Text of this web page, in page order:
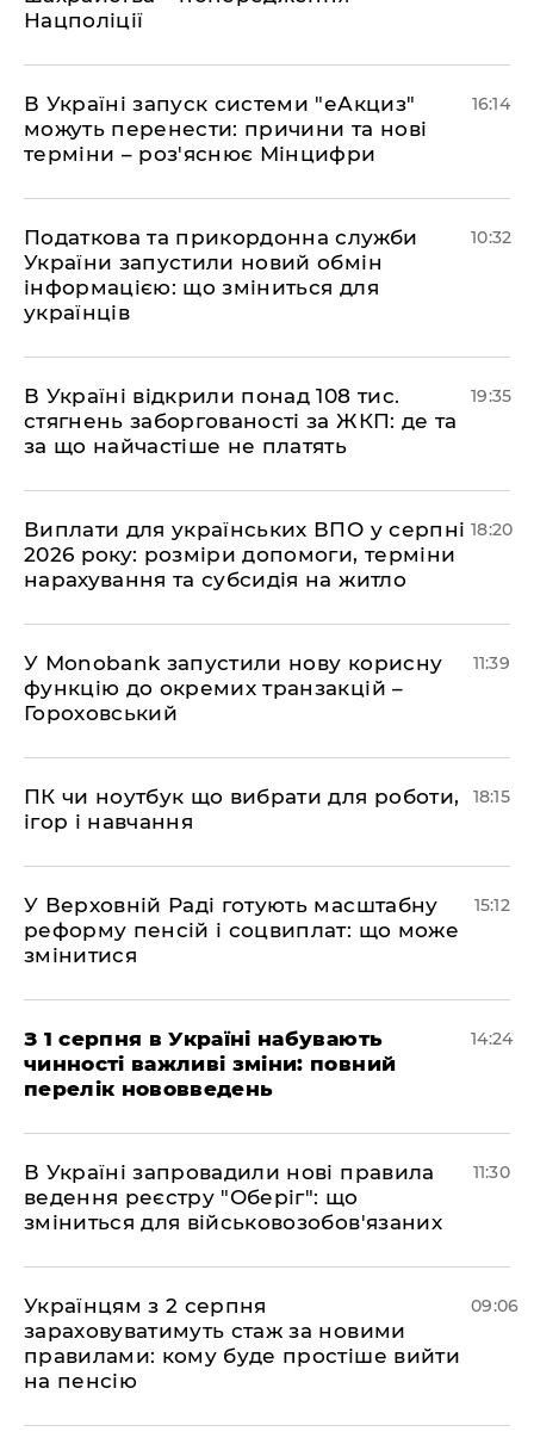
Нацполіції
​В Україні запуск системи "еАкциз"
можуть перенести: причини та нові
терміни – роз'яснює Мінцифри
16:14
Податкова та прикордонна служби
України запустили новий обмін
інформацією: що зміниться для
українців
10:32
В Україні відкрили понад 108 тис.
стягнень заборгованості за ЖКП: де та
за що найчастіше не платять
19:35
Виплати для українських ВПО у серпні
2026 року: розміри допомоги, терміни
нарахування та субсидія на житло
18:20
У Мonobank запустили нову корисну
функцію до окремих транзакцій –
Гороховський
11:39
ПК чи ноутбук що вибрати для роботи,
ігор і навчання
18:15
У Верховній Раді готують масштабну
реформу пенсій і соцвиплат: що може
змінитися
15:12
З 1 серпня в Україні набувають
чинності важливі зміни: повний
перелік нововведень
14:24
В Україні запровадили нові правила
ведення реєстру "Оберіг": що
зміниться для військовозобов'язаних
11:30
Українцям з 2 серпня
зараховуватимуть стаж за новими
правилами: кому буде простіше вийти
на пенсію
09:06